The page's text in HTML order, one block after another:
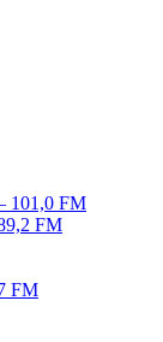
101,0 FM
FM
FM